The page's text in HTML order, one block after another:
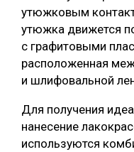
утюжковым
утюжка движется
с графитовыми
расположенная
и шлифовальной
Для получения
нанесение
используются